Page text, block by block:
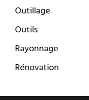
Outillage
Outils
Rayonnage
Rénovation